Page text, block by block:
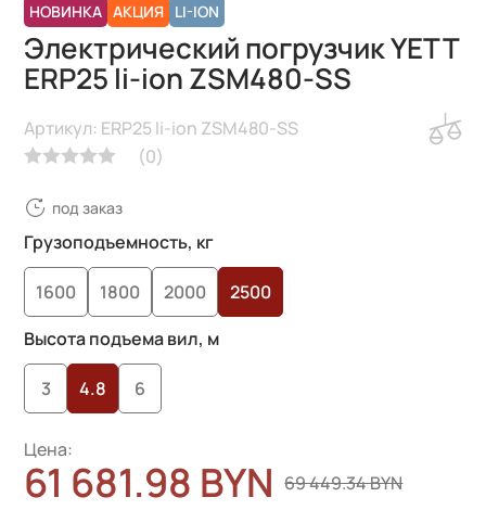
НОВИНКА АКЦИЯ LI-ION
Электрический погрузчик YETT
ERP25 li-ion ZSM480-SS
(0)
Артикул: ERP25 li-ion ZSM480-SS
под заказ
Грузоподъемность, кг
1600 1800 2000
2500
Высота подъема вил, м
3 4.8 6
Цена:
61 681.98 BYN 69 449.34 BYN